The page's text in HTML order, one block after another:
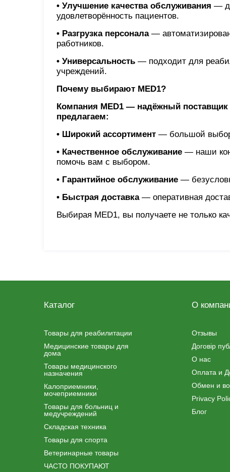
• Улучшение качества обслуживания —
удовлетворённость пациентов.
• Разгрузка персонала—
работников.
• Универсальность — подходит для
учреждений.
Почему выбирают MED1?
Компания MED1 — надёжный
предлагаем:
• Широкий ассортимент — большой выбор
• Качественное обслуживание — наши
помочь вам с выбором.
• Гарантийное обслуживание —
• Быстрая доставка— оперативная
Выбирая MED1, вы получаете не только
Каталог
Товары для реабилитации
Медицинские товары для
дома
Товары медицинского
назначения
Калоприемники,
мочеприемники
Товары для больниц и
медучреждений
Складская техника
Товары для спорта
Ветеринарные товары
ЧАСТО ПОКУПАЮТ
О
Отзывы
Договір
О нас
Оплата и
Обмен и
Privacy
Блог